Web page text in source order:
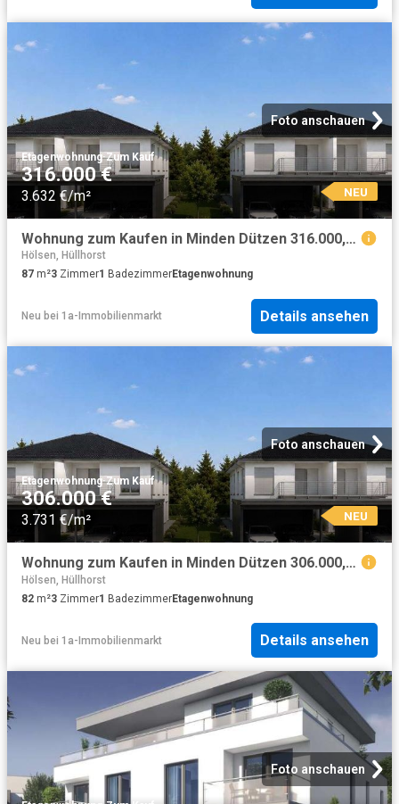
Foto anschauen
Etagenwohnung·Zum Kauf
316.000 €
3.632 €/m² NEU
Wohnung zum Kaufen in Minden Dützen 316.000,00 EUR 87 m²
Hölsen, Hüllhorst
87 m²3 Zimmer1 BadezimmerEtagenwohnung
Neu bei 1a-Immobilienmarkt Details ansehen
Foto anschauen
Etagenwohnung·Zum Kauf
306.000 €
3.731 €/m² NEU
Wohnung zum Kaufen in Minden Dützen 306.000,00 EUR 82 m²
Hölsen, Hüllhorst
82 m²3 Zimmer1 BadezimmerEtagenwohnung
Neu bei 1a-Immobilienmarkt Details ansehen
Foto anschauen